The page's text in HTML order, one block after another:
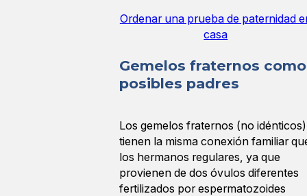
Ordenar una prueba de paternidad
casa
Gemelos fraternos como
posibles padres
Los gemelos fraternos (no idénticos)
tienen la misma conexión familiar
los hermanos regulares, ya que
provienen de dos óvulos diferentes
fertilizados por espermatozoides